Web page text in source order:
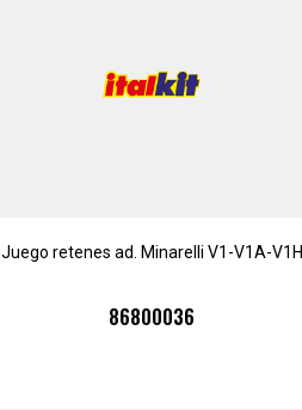
Juego retenes ad. Minarelli V1-V1A-V1H
86800036